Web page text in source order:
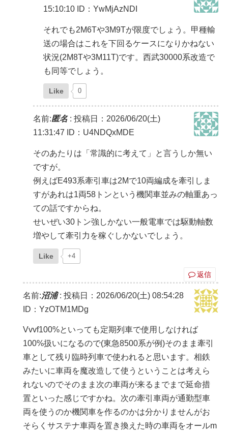
15:10:10 ID：YwMjAzNDI
それでも2M6Tや3M9Tが限度でしょう。甲種輸
送の場合はこれを下回るケースになりかねない
状況(2M8Tや3M11T)です。西武30000系改造で
も同等でしょう。
Like 0
名前:匿名: 投稿日：2026/06/20(土)
11:31:47
ID：U4NDQxMDE
そのあたりは「常識的に考えて」と言うしか無い
ですが。
例えばE493系牽引車は2Mで10両編成を牽引しま
すがあれは1両58トンという機関車並みの軸重あっ
ての話ですからね。
せいぜい30トン強しかない一般電車では駆動軸数
増やして牽引力を稼ぐしかないでしょう。
Like +4
返信
名前:沼浦: 投稿日：2026/06/20(土) 08:54:28
ID：YzOTM1MDg
Vvvf100%といっても定期列車で使用しなければ
100%扱いになるので(東急8500系が例)そのまま牽引
車として残り臨時列車で使われると思います。相鉄
みたいに車両を魔改造して使うということは考えら
れないのでそのまま次の車両が来るまでまで延命措
置といった感じですかね。次の牽引車両が通勤型車
両を使うのか機関車を作るのかは分かりませんがお
そらくサステナ車両を置き換えた時の車両をオールm